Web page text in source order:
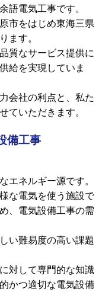
語電気工事です。
市をはじめ東海三県
ます。
質なサービス提供に
給を実現していま
会社の利点と、私た
ていただきます。
備工事
エネルギー源です。
な電気を使う施設で
、電気設備工事の需
い難易度の高い課題
対して専門的な知識
かつ適切な電気設備